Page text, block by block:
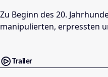
Zu Beginn des 20.
manipulierten, erpressten
Trailer